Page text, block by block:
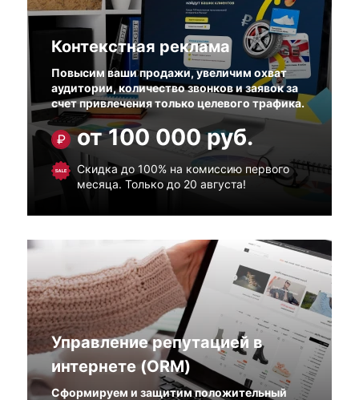
Контекстная реклама
Повысим ваши продажи, увеличим охват
аудитории, количество звонков и заявок за
счет привлечения только целевого трафика.
от 100 000 руб.
Скидка до 100% на комиссию первого
месяца. Только до 20 августа!
Управление репутацией в
интернете (ORM)
Сформируем и защитим положительный